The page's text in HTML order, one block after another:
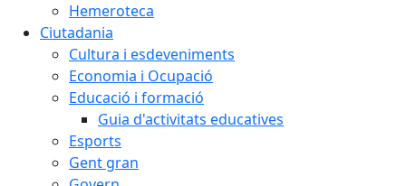
Hemeroteca
Ciutadania
Cultura i esdeveniments
Economia i Ocupació
Educació i formació
Guia d'activitats educatives
Esports
Gent gran